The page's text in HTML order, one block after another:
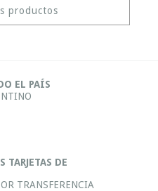
productos
EL PAÍS
TARJETAS DE
TRANSFERENCIA